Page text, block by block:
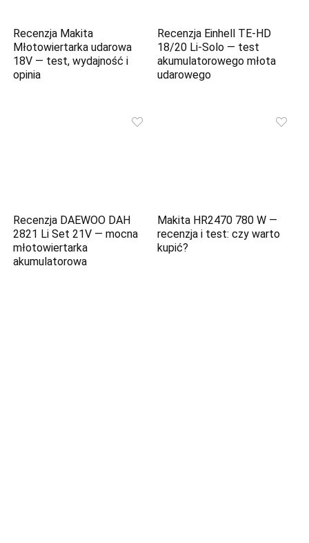
Recenzja Makita
Młotowiertarka udarowa
18V — test, wydajność i
opinia
Recenzja Einhell TE-HD
18/20 Li-Solo — test
akumulatorowego młota
udarowego
Recenzja DAEWOO DAH
2821 Li Set 21V — mocna
młotowiertarka
akumulatorowa
Makita HR2470 780 W —
recenzja i test: czy warto
kupić?